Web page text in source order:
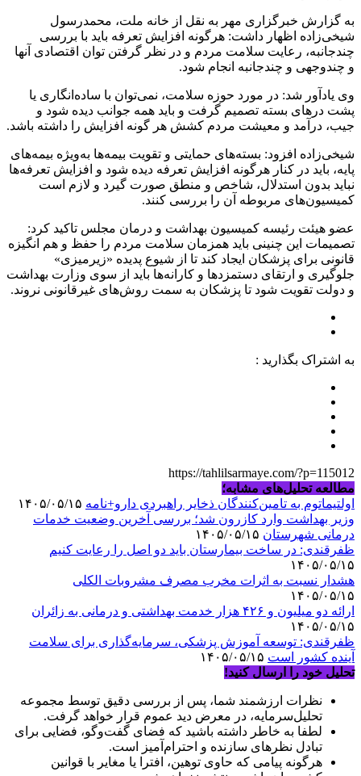
به گزارش خبرگزاری مهر به نقل از خانه ملت، محمدرسول
شیخی‌زاده اظهار داشت: هرگونه افزایش تعرفه باید با بررسی
چندجانبه، رعایت سلامت مردم و در نظر گرفتن توان اقتصادی آنها
و چندوجهی و چندجانبه انجام شود.
وی یادآور شد: در مورد حوزه سلامت، نمی‌توان با ساده‌انگاری یا
پشت درهای بسته تصمیم گرفت و باید همه جوانب دیده شود و
جیب، درآمد و معیشت مردم کشش هر گونه افزایش را داشته باشد.
شیخی‌زاده افزود: بسته‌های حمایتی و تقویت بیمه‌ها به‌ویژه بیمه‌های
پایه، باید در کنار هرگونه افزایش تعرفه دیده شود و افزایش تعرفه‌ها
نباید بدون استدلال، شاخص و منطق صورت گیرد و لازم است
کمیسیون‌های مربوطه آن را بررسی کنند.
عضو هیئت رئیسه کمیسیون بهداشت و درمان مجلس تاکید کرد:
تصمیمات این چنینی باید همزمان سلامت مردم را حفظ و هم انگیزه
قانونی برای پزشکان ایجاد کند تا از شیوع پدیده «زیرمیزی»
جلوگیری و ارتقای دستمزدها و کارانه‌ها باید از سوی وزارت بهداشت
و دولت تقویت شود تا پزشکان به سمت روش‌های غیرقانونی نروند.
به اشتراک بگذارید :
https://tahlilsarmaye.com/?p=115012
مطالعه تحلیل‌های مشابه؛
اولتیماتوم به تامین‌کنندگان ذخایر راهبردی دارو+نامه
وزیر بهداشت وارد کازرون شد؛ بررسی آخرین وضعیت خدمات
درمانی شهرستان
ظفرقندی: در ساخت بیمارستان باید دو اصل را رعایت کنیم
۱۴۰۵/۰۵/۱۵
هشدار نسبت به اثرات مخرب مصرف مشروبات الکلی
۱۴۰۵/۰۵/۱۵
ارائه دو میلیون و ۴۲۶ هزار خدمت بهداشتی و درمانی به زائران
۱۴۰۵/۰۵/۱۵
ظفرقندی: توسعه آموزش پزشکی، سرمایه‌گذاری برای سلامت
آینده کشور است
تحلیل خود را ارسال کنید!
نظرات ارزشمند شما، پس از بررسی دقیق توسط مجموعه
تحلیل‌سرمایه، در معرض دید عموم قرار خواهد گرفت.
لطفا به خاطر داشته باشید که فضای گفت‌وگو، فضایی برای
تبادل نظرهای سازنده و احترام‌آمیز است.
هرگونه پیامی که حاوی توهین، افترا یا مغایر با قوانین